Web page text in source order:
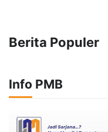
Berita Populer
Info PMB